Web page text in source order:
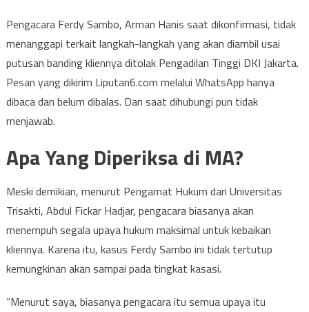
Pengacara Ferdy Sambo, Arman Hanis saat dikonfirmasi, tidak
menanggapi terkait langkah-langkah yang akan diambil usai
putusan banding kliennya ditolak Pengadilan Tinggi DKI Jakarta.
Pesan yang dikirim Liputan6.com melalui WhatsApp hanya
dibaca dan belum dibalas. Dan saat dihubungi pun tidak
menjawab.
Apa Yang Diperiksa di MA?
Meski demikian, menurut Pengamat Hukum dari Universitas
Trisakti, Abdul Fickar Hadjar, pengacara biasanya akan
menempuh segala upaya hukum maksimal untuk kebaikan
kliennya. Karena itu, kasus Ferdy Sambo ini tidak tertutup
kemungkinan akan sampai pada tingkat kasasi.
“Menurut saya, biasanya pengacara itu semua upaya itu